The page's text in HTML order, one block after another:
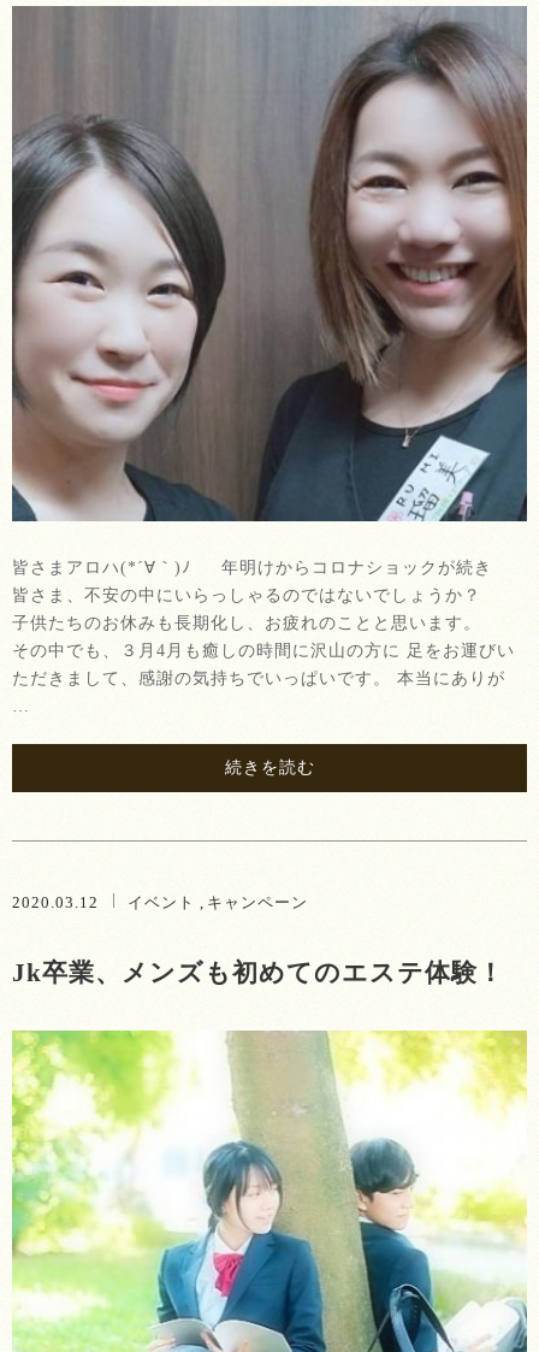
皆さまアロハ(*´∀｀)ﾉ 年明けからコロナショックが続き
皆さま、不安の中にいらっしゃるのではないでしょうか？
子供たちのお休みも長期化し、お疲れのことと思います。
その中でも、３月4月も癒しの時間に沢山の方に 足をお運びい
ただきまして、感謝の気持ちでいっぱいです。 本当にありが
…
続きを読む
2020.03.12 イベント キャンペーン
Jk卒業、メンズも初めてのエステ体験！